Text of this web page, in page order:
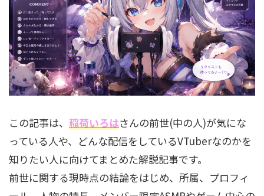
この記事は、 稲荷いろはさんの前世(中の人)が気にな
っている人や、どんな配信をしているVTuberなのかを
知りたい人に向けてまとめた解説記事です。
前世に関する現時点の結論をはじめ、所属、プロフィ